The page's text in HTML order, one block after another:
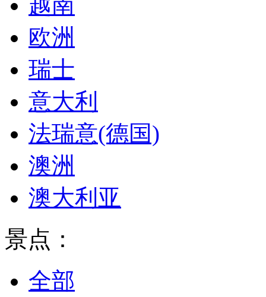
欧洲
瑞士
意大利
法瑞意(德国)
澳洲
澳大利亚
景点：
全部